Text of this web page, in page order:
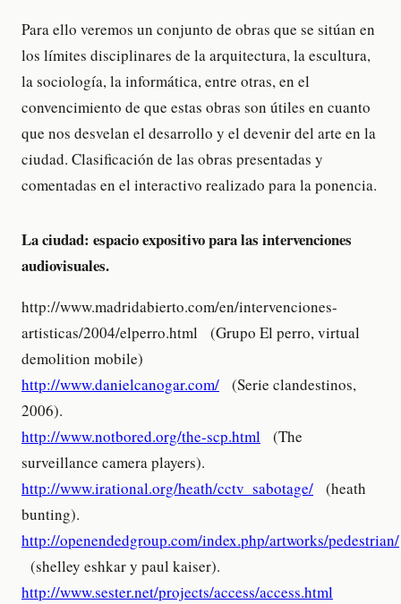
Para ello veremos un conjunto de obras que se sitúan en
los límites disciplinares de la arquitectura, la escultura,
la sociología, la informática, entre otras, en el
convencimiento de que estas obras son útiles en cuanto
que nos desvelan el desarrollo y el devenir del arte en la
ciudad. Clasificación de las obras presentadas y
comentadas en el interactivo realizado para la ponencia.
La ciudad: espacio expositivo para las intervenciones
audiovisuales.
http://www.madridabierto.com/en/intervenciones-
artisticas/2004/elperro.html (Grupo El perro, virtual
demolition mobile)
http://www.danielcanogar.com/ (Serie clandestinos,
2006).
http://www.notbored.org/the-scp.html (The
surveillance camera players).
http://www.irational.org/heath/cctv_sabotage/ (heath
bunting).
http://openendedgroup.com/index.php/artworks/pedestrian/
(shelley eshkar y paul kaiser).
http://www.sester.net/projects/access/access.html